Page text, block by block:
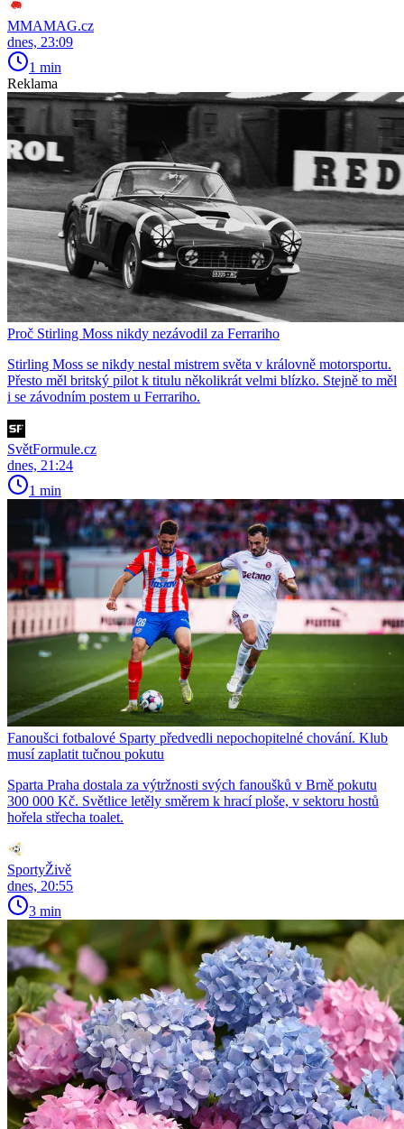
MMAMAG.cz
dnes, 23:09
1 min
Reklama
Proč Stirling Moss nikdy nezávodil za Ferrariho
Stirling Moss se nikdy nestal mistrem světa v královně motorsportu.
Přesto měl britský pilot k titulu několikrát velmi blízko. Stejně to měl
i se závodním postem u Ferrariho.
SvětFormule.cz
dnes, 21:24
1 min
Fanoušci fotbalové Sparty předvedli nepochopitelné chování. Klub
musí zaplatit tučnou pokutu
Sparta Praha dostala za výtržnosti svých fanoušků v Brně pokutu
300 000 Kč. Světlice letěly směrem k hrací ploše, v sektoru hostů
hořela střecha toalet.
SportyŽivě
dnes, 20:55
3 min